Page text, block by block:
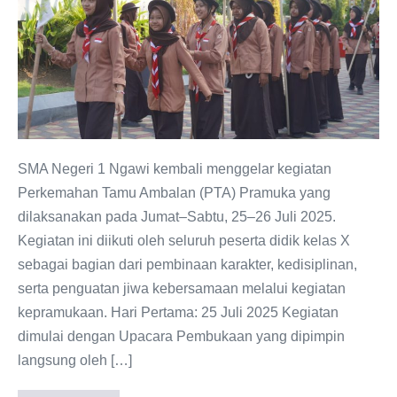
1
Ngawi
2025:
Membangun
Semangat,
Kebersamaan,
dan
Kreativitas
Peserta
Didik
SMA Negeri 1 Ngawi kembali menggelar kegiatan
Perkemahan Tamu Ambalan (PTA) Pramuka yang
dilaksanakan pada Jumat–Sabtu, 25–26 Juli 2025.
Kegiatan ini diikuti oleh seluruh peserta didik kelas X
sebagai bagian dari pembinaan karakter, kedisiplinan,
serta penguatan jiwa kebersamaan melalui kegiatan
kepramukaan. Hari Pertama: 25 Juli 2025 Kegiatan
dimulai dengan Upacara Pembukaan yang dipimpin
langsung oleh […]